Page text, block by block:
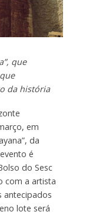
que
da história
em
da
é
do Sesc
com a artista
antecipados
lote será